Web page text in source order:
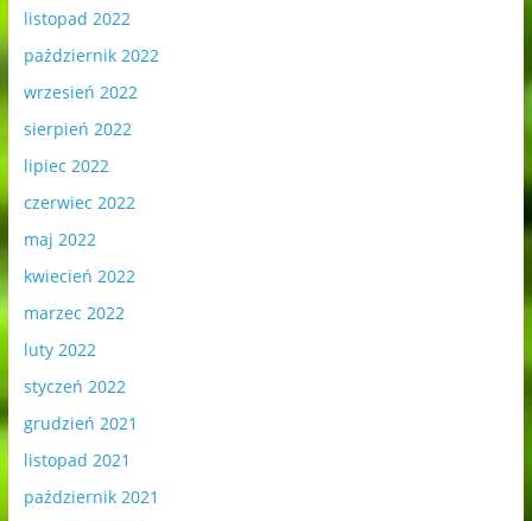
listopad 2022
październik 2022
wrzesień 2022
sierpień 2022
lipiec 2022
czerwiec 2022
maj 2022
kwiecień 2022
marzec 2022
luty 2022
styczeń 2022
grudzień 2021
listopad 2021
październik 2021